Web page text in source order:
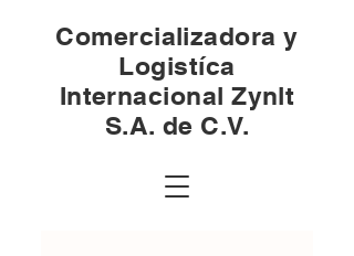
Comercializadora y
Logistíca
Internacional Zynlt
S.A. de C.V.